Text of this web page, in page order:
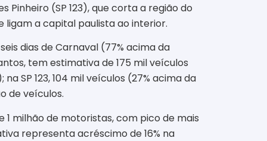
Pinheiro (SP 123), que corta a região do
ligam a capital paulista ao interior.
dias de Carnaval (77% acima da
tem estimativa de 175 mil veículos
SP 123, 104 mil veículos (27% acima da
de veículos.
milhão de motoristas, com pico de mais
representa acréscimo de 16% na